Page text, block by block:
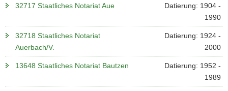
32717 Staatliches Notariat Aue
Datierung: 1904 -
1990
32718 Staatliches Notariat
Auerbach/V.
Datierung: 1924 -
2000
13648 Staatliches Notariat Bautzen
Datierung: 1952 -
1989